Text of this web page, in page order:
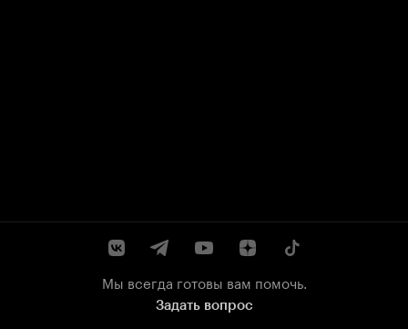
Мы всегда готовы вам помочь.
Задать вопрос